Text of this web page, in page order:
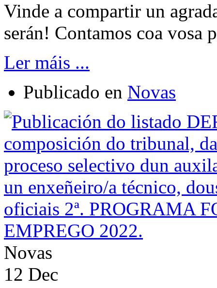
Vinde a compartir un
serán! Contamos coa vosa
Ler máis ...
Publicado en Novas
Novas
12 Dec